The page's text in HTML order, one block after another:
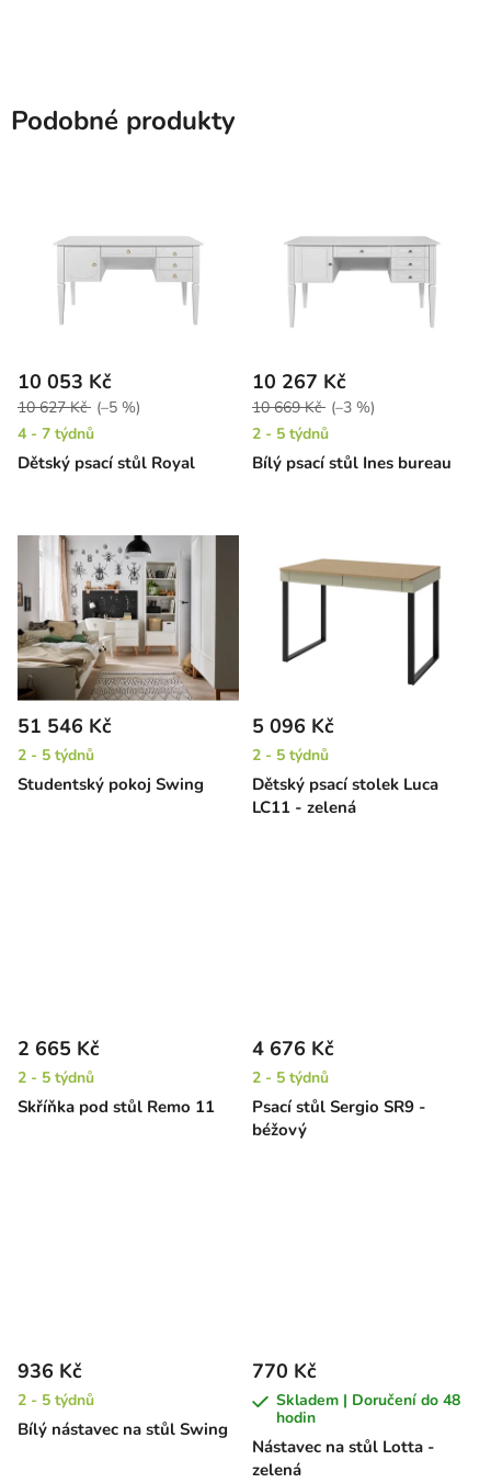
Podobné produkty
Dětský psací stůl Royal
10 053 Kč
10 627 Kč (–5 %)
4 - 7 týdnů
Bílý psací stůl Ines bureau
10 267 Kč
10 669 Kč (–3 %)
2 - 5 týdnů
Studentský pokoj Swing
51 546 Kč
2 - 5 týdnů
Dětský psací stolek Luca
LC11 - zelená
5 096 Kč
2 - 5 týdnů
Skříňka pod stůl Remo 11
2 665 Kč
2 - 5 týdnů
Psací stůl Sergio SR9 -
béžový
4 676 Kč
2 - 5 týdnů
Bílý nástavec na stůl Swing
936 Kč
2 - 5 týdnů
Nástavec na stůl Lotta -
zelená
770 Kč
Skladem | Doručení do 48
hodin